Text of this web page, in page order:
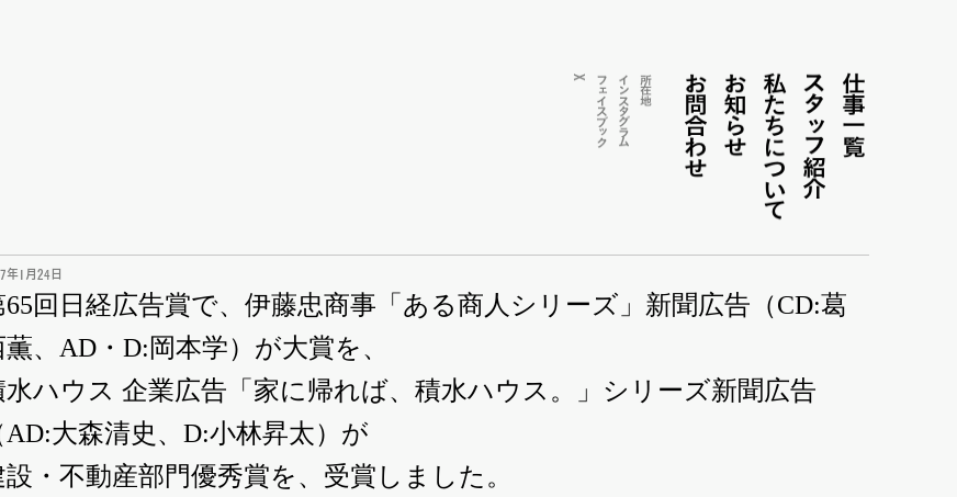
仕事一覧
ス
タ
ッ
フ紹介
私たちについて
お知らせ
お問合わせ
所在地
インス
タ
グ
ラ
ム
フェイス
ブ
ッ
ク
X
年1月24日
65回日経広告賞で、伊藤忠商事「ある商人シリーズ」新聞広告（CD:葛
薫、AD・D:岡本学）が大賞を、
水ハウス 企業広告「家に帰れば、積水ハウス。」シリーズ新聞広告
AD:大森清史、D:小林昇太）が
設・不動産部門優秀賞を、受賞しました。